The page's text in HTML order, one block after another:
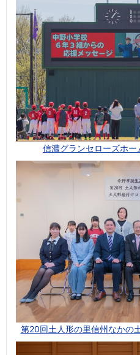
信濃グランセローズホー
第20回土人形の里信州なかの